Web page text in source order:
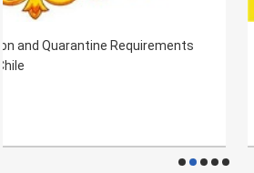
Regarding the Inspection and
for the Cultured Aquatic Products